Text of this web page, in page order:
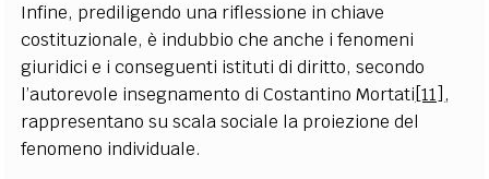
Infine, prediligendo una riflessione in chiave
costituzionale, è indubbio che anche i fenomeni
giuridici e i conseguenti istituti di diritto, secondo
l’autorevole insegnamento di Costantino Mortati [11] ,
rappresentano su scala sociale la proiezione del
fenomeno individuale.